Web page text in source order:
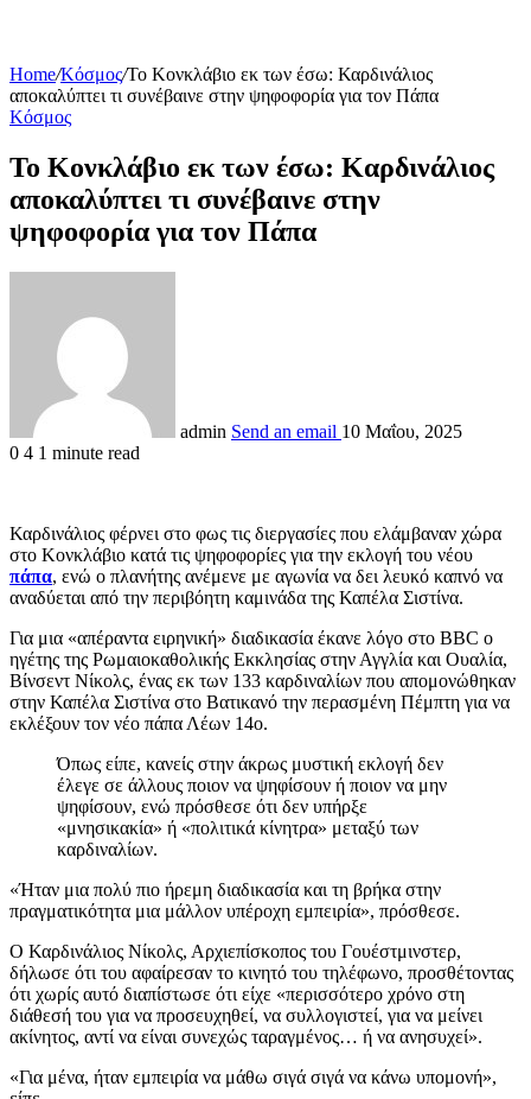
Home/Κόσμος/Το Kονκλάβιο εκ των έσω: Καρδινάλιος
αποκαλύπτει τι συνέβαινε στην ψηφοφορία για τον Πάπα
Κόσμος
Το Kονκλάβιο εκ των έσω: Καρδινάλιος
αποκαλύπτει τι συνέβαινε στην
ψηφοφορία για τον Πάπα
admin Send an email 10 Μαΐου, 2025
0 4 1 minute read
Καρδινάλιος φέρνει στο φως τις διεργασίες που ελάμβαναν χώρα
στο Κονκλάβιο κατά τις ψηφοφορίες για την εκλογή του νέου
πάπα, ενώ ο πλανήτης ανέμενε με αγωνία να δει λευκό καπνό να
αναδύεται από την περιβόητη καμινάδα της Καπέλα Σιστίνα.
Για μια «απέραντα ειρηνική» διαδικασία έκανε λόγο στο BBC ο
ηγέτης της Ρωμαιοκαθολικής Εκκλησίας στην Αγγλία και Ουαλία,
Βίνσεντ Νίκολς, ένας εκ των 133 καρδιναλίων που απομονώθηκαν
στην Καπέλα Σιστίνα στο Βατικανό την περασμένη Πέμπτη για να
εκλέξουν τον νέο πάπα Λέων 14ο.
Όπως είπε, κανείς στην άκρως μυστική εκλογή δεν
έλεγε σε άλλους ποιον να ψηφίσουν ή ποιον να μην
ψηφίσουν, ενώ πρόσθεσε ότι δεν υπήρξε
«μνησικακία» ή «πολιτικά κίνητρα» μεταξύ των
καρδιναλίων.
«Ήταν μια πολύ πιο ήρεμη διαδικασία και τη βρήκα στην
πραγματικότητα μια μάλλον υπέροχη εμπειρία», πρόσθεσε.
Ο Καρδινάλιος Νίκολς, Αρχιεπίσκοπος του Γουέστμινστερ,
δήλωσε ότι του αφαίρεσαν το κινητό του τηλέφωνο, προσθέτοντας
ότι χωρίς αυτό διαπίστωσε ότι είχε «περισσότερο χρόνο στη
διάθεσή του για να προσευχηθεί, να συλλογιστεί, για να μείνει
ακίνητος, αντί να είναι συνεχώς ταραγμένος… ή να ανησυχεί».
«Για μένα, ήταν εμπειρία να μάθω σιγά σιγά να κάνω υπομονή»,